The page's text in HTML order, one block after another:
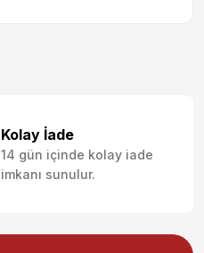
Kolay İade
14 gün içinde kolay iade
imkanı sunulur.